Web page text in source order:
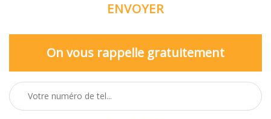
On vous rappelle gratuitement